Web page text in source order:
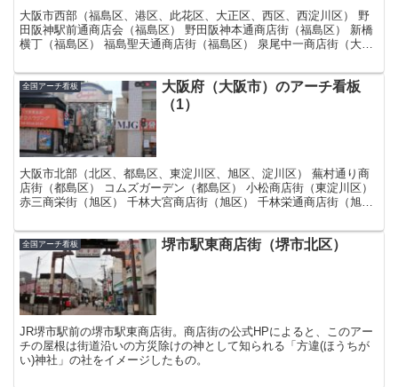
大阪市西部（福島区、港区、此花区、大正区、西区、西淀川区） 野
田阪神駅前通商店会（福島区） 野田阪神本通商店街（福島区） 新橋
横丁（福島区） 福島聖天通商店街（福島区） 泉尾中一商店街（大正
全国アーチ看板
大阪府（大阪市）のアーチ看板
（1）
大阪市北部（北区、都島区、東淀川区、旭区、淀川区） 蕪村通り商
店街（都島区） コムズガーデン（都島区） 小松商店街（東淀川区）
赤三商栄街（旭区） 千林大宮商店街（旭区） 千林栄通商店街（旭
全国アーチ看板 堺市駅東商店街（堺市北区）
JR堺市駅前の堺市駅東商店街。商店街の公式HPによると、このアー
チの屋根は街道沿いの方災除けの神として知られる「方違(ほうちが
い)神社」の社をイメージしたもの。